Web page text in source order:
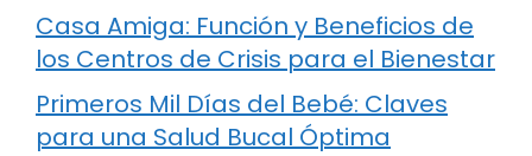
Casa Amiga: Función y Beneficios de
los Centros de Crisis para el Bienestar
Primeros Mil Días del Bebé: Claves
para una Salud Bucal Óptima